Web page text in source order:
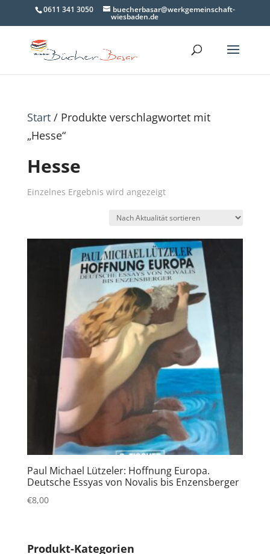
0611 341 3050 buecherbasar@werkgemeinschaft-
wiesbaden.de
Start/ Produkte verschlagwortet mit
„Hesse“
Hesse
Einzelnes Ergebnis wird angezeigt
Paul Michael Lützeler: Hoffnung Europa.
Deutsche Essyas von Novalis bis Enzensberger
€8,00
Produkt-Kategorien